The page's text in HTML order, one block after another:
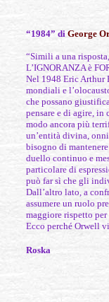
“1984” di George
“Simili a una
L’IGNORANZA è
Nel 1948 Eric Arthur
mondiali e
che possano
pensare e di agire,
modo ancora più
un’entità divina,
bisogno di
duello continuo e
particolare di
può far sì che gli
Dall’altro lato, a
assumere un ruolo
maggiore rispetto
Ecco perché Orwell
Roska